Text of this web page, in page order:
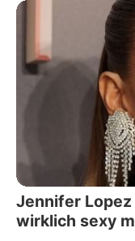
Jennifer
wirklich sexy